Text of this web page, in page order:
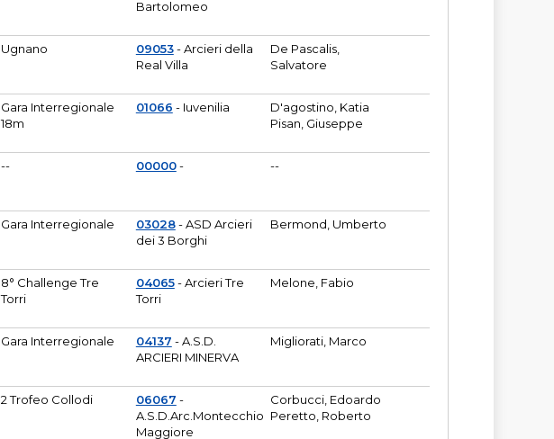
Bartolomeo
Ugnano 09053- Arcieri della
Real Villa
De Pascalis,
Salvatore
Gara Interregionale
18m
01066 - Iuvenilia
D'agostino, Katia
Pisan, Giuseppe
-- 00000- --
Gara Interregionale 03028- ASD Arcieri
dei 3 Borghi
Bermond, Umberto
8° Challenge Tre
Torri
04065- Arcieri Tre
Torri
Melone, Fabio
Gara Interregionale 04137 - A.S.D.
ARCIERI MINERVA
Migliorati, Marco
2 Trofeo Collodi 06067 -
A.S.D.Arc.Montecchio
Maggiore
Corbucci, Edoardo
Peretto, Roberto